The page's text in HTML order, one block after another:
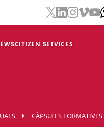
CITIZEN SERVICES
CÀPSULES FORMATIVES